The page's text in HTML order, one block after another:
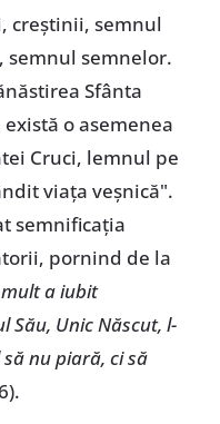
creștinii, semnul
semnul semnelor.
Sfânta
o asemenea
Cruci, lemnul pe
viața veșnică".
semnificația
pornind de la
a iubit
Său, Unic Născut, l-
nu piară, ci să